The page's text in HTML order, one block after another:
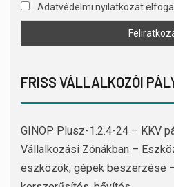
Adatvédelmi nyilatkozat
FRISS VÁLLALKOZÓI
GINOP Plusz-1.2.4-24 – KKV
Vállalkozási Zónákban –
eszközök, gépek beszerzése